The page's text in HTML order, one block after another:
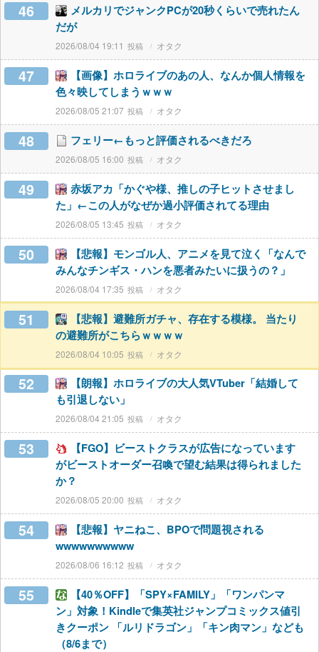
46
メルカリでジャンクPCが20秒くらいで売れたん
だが
2026/08/04 19:11 オタク
47
【画像】ホロライブのあの人、なんか個人情報を
色々映してしまうｗｗｗ
2026/08/05 21:07 オタク
48 フェリー←もっと評価されるべきだろ
2026/08/05 16:00 オタク
49
赤坂アカ「かぐや様、推しの子ヒットさせまし
た」←この人がなぜか過小評価されてる理由
2026/08/05 13:45 オタク
50
【悲報】モンゴル人、アニメを見て泣く「なんで
みんなチンギス・ハンを悪者みたいに扱うの？」
2026/08/04 17:35 オタク
51
【悲報】避難所ガチャ、存在する模様。 当たり
の避難所がこちらｗｗｗｗ
2026/08/04 10:05 オタク
52
【朗報】ホロライブの大人気VTuber「結婚して
も引退しない」
2026/08/04 21:05 オタク
53
【FGO】ビーストクラスが広告になっています
がビーストオーダー召喚で望む結果は得られました
か？
2026/08/05 20:00 オタク
54
【悲報】ヤニねこ、BPOで問題視される
wwwwwwwwww
2026/08/06 16:12 オタク
55
【40％OFF】「SPY×FAMILY」「ワンパンマ
ン」対象！Kindleで集英社ジャンプコミックス値引
きクーポン 「ルリドラゴン」「キン肉マン」なども
（8/6まで）